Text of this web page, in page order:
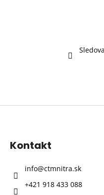
Kontakt
info@ctmnitra.sk
+421 918 433 088